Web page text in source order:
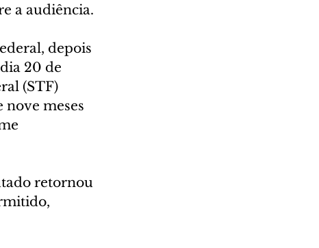
a audiência.
depois
20 de
(STF)
nove meses
retornou